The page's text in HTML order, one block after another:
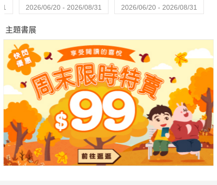
▎打仗要不要錢？徵兵要不要錢？求仙丹要不要錢？國庫的錢，
到底要從哪來？
鹽鐵通通收歸國營，是穩定民生，還是弄得民不聊生？
耕者有其田，農民有地種，政府有稅收……均田制看起來簡直完
美，實際上卻無法長久執行，這其中到底出了什麼問題？
里長、鄰長可不是現在才有，可是你知道為什麼這個制度剛剛問
世，就差點被罵到胎死腹中嗎？
身為皇帝，想查個戶口也要被行政機關踢皮球！只好出動特別任
務小隊，來場快、狠、準的改革行動了！
官制、刑法、稅收、戶政、軍事……
快跟著本書一起，領略中國古代那些精彩紛呈的制度吧！
2026/06/20 - 2026/08/31 2026/06/20 - 2026/08/31
主題書展